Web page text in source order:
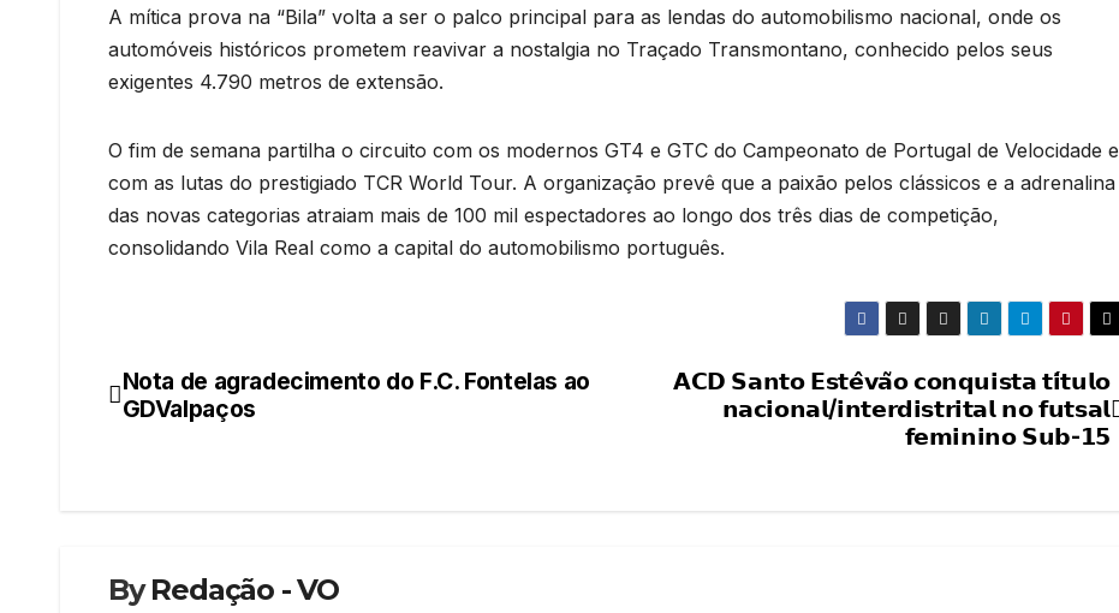
A mítica prova na “Bila” volta a ser o palco principal para as lendas do automobilismo nacional, onde os
automóveis históricos prometem reavivar a nostalgia no Traçado Transmontano, conhecido pelos seus
exigentes 4.790 metros de extensão.
O fim de semana partilha o circuito com os modernos GT4 e GTC do Campeonato de Portugal de Velocidade e
com as lutas do prestigiado TCR World Tour. A organização prevê que a paixão pelos clássicos e a adrenalina
das novas categorias atraiam mais de 100 mil espectadores ao longo dos três dias de competição,
consolidando Vila Real como a capital do automobilismo português.
Navegação
𝗔𝗖𝗗 𝗦𝗮𝗻𝘁𝗼 𝗘𝘀𝘁𝗲̂𝘃𝗮̃𝗼 𝗰𝗼𝗻𝗾𝘂𝗶𝘀𝘁𝗮 𝘁𝗶́𝘁𝘂𝗹𝗼
𝗻𝗮𝗰𝗶𝗼𝗻𝗮𝗹/𝗶𝗻𝘁𝗲𝗿𝗱𝗶𝘀𝘁𝗿𝗶𝘁𝗮𝗹 𝗻𝗼 𝗳𝘂𝘁𝘀𝗮𝗹
𝗳𝗲𝗺𝗶𝗻𝗶𝗻𝗼 𝗦𝘂𝗯-𝟭𝟱
Nota de agradecimento do F.C. Fontelas ao
GDValpaços
ByRedação - VO